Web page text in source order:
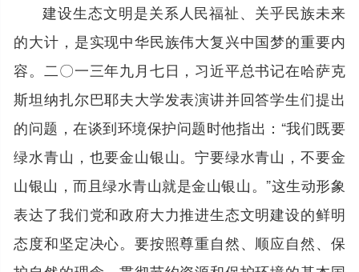
建设生态文明是关系人民福祉、关乎民族未来
的大计，是实现中华民族伟大复兴中国梦的重要内
容。二〇一三年九月七日，习近平总书记在哈萨克
斯坦纳扎尔巴耶夫大学发表演讲并回答学生们提出
的问题，在谈到环境保护问题时他指出：“我们既要
绿水青山，也要金山银山。宁要绿水青山，不要金
山银山，而且绿水青山就是金山银山。”这生动形象
表达了我们党和政府大力推进生态文明建设的鲜明
态度和坚定决心。要按照尊重自然、顺应自然、保